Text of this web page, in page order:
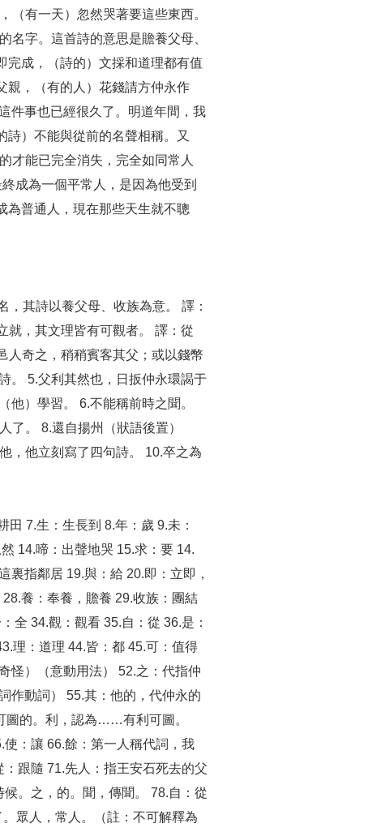
（有一天）忽然哭著要這些東西。
名字。這首詩的意思是贍養父母、
完成，（詩的）文採和道理都有值
親，（有的人）花錢請方仲永作
件事也已經很久了。明道年間，我
）不能與從前的名聲相稱。又
才能已完全消失，完全如同常人
成為一個平常人，是因為他受到
為普通人，現在那些天生就不聰
其詩以養父母、收族為意。 譯：
就，其文理皆有可觀者。 譯：從
人奇之，稍稍賓客其父；或以錢幣
。 5.父利其然也，日扳仲永環謁于
）學習。 6.不能稱前時之聞。
了。 8.還自揚州（狀語後置）
，他立刻寫了四句詩。 10.卒之為
7.生：生長到 8.年：歲 9.未：
14.啼：出聲地哭 15.求：要 14.
指鄰居 19.與：給 20.即：立即，
養：奉養，贍養 29.收族：團結
全 34.觀：觀看 35.自：從 36.是：
理：道理 44.皆：都 45.可：值得
）（意動用法） 52.之：代指仲
作動詞） 55.其：他的，代仲永的
圖的。利，認為……有利可圖。
：讓 66.餘：第一人稱代詞，我
跟隨 71.先人：指王安石死去的父
。之，的。聞，傳聞。 78.自：從
眾人，常人。（註：不可解釋為